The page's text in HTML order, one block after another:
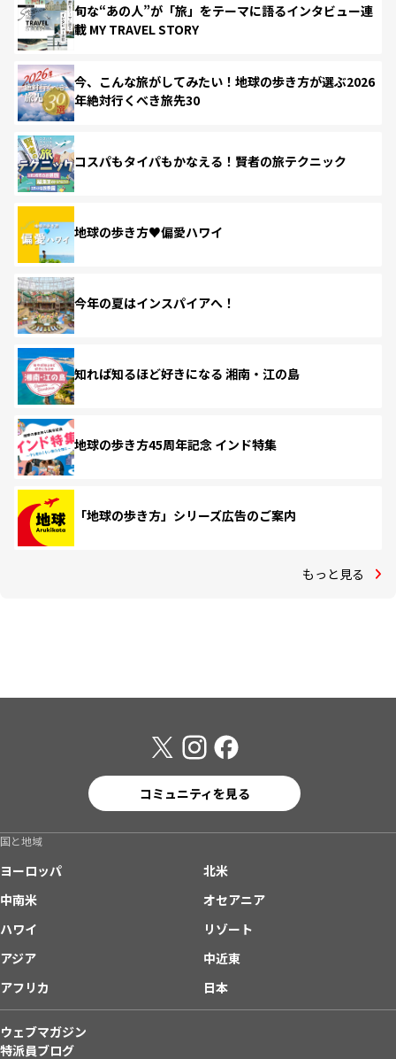
旬な“あの人”が「旅」をテーマに語るインタビュー連
載 MY TRAVEL STORY
今、こんな旅がしてみたい！地球の歩き方が選ぶ2026
年絶対行くべき旅先30
コスパもタイパもかなえる！賢者の旅テクニック
地球の歩き方♥偏愛ハワイ
今年の夏はインスパイアへ！
知れば知るほど好きになる 湘南・江の島
地球の歩き方45周年記念 インド特集
「地球の歩き方」シリーズ広告のご案内
もっと見る
コミュニティを見る
国と地域
ヨーロッパ
北米
中南米
オセアニア
ハワイ
リゾート
アジア
中近東
アフリカ
日本
ウェブマガジン
特派員ブログ